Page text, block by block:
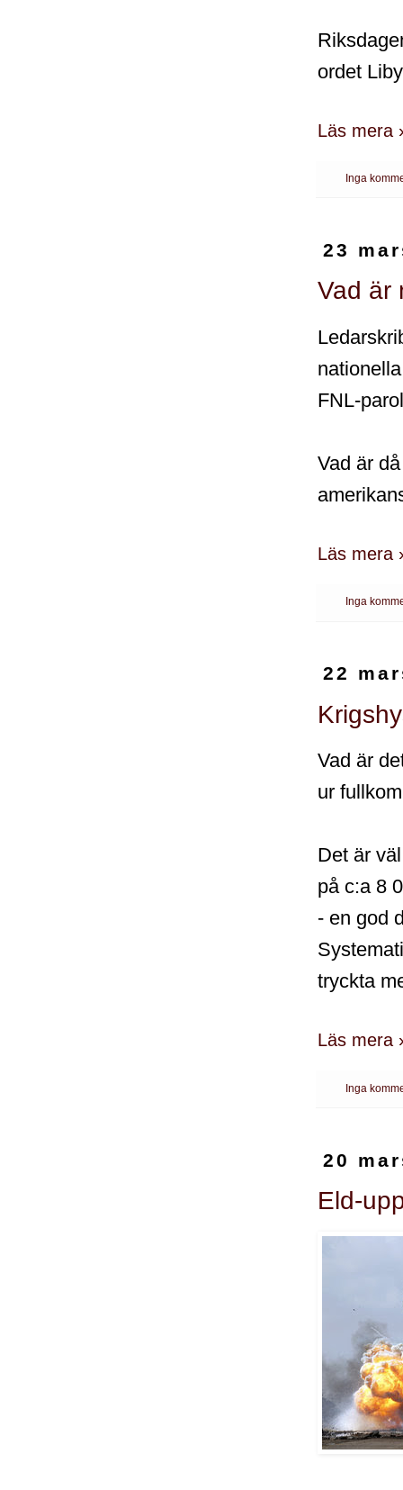
ordet
Läs mera
Inga
23
Vad är
FNL-
Vad är
Läs mera
Inga
22
Vad är
ur
Det är
på c:a 8
- en god
tryckta
Läs mera
Inga
20
Eld-